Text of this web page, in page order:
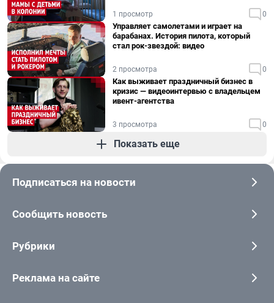
1 просмотр 0
Управляет самолетами и играет на
барабанах. История пилота, который
стал рок-звездой: видео
2 просмотра 0
Как выживает праздничный бизнес в
кризис — видеоинтервью с владельцем
ивент-агентства
3 просмотра 0
Показать еще
Подписаться на новости
Сообщить новость
Рубрики
Реклама на сайте